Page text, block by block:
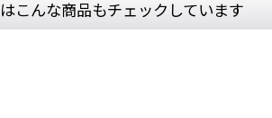
こんな商品もチェックしています